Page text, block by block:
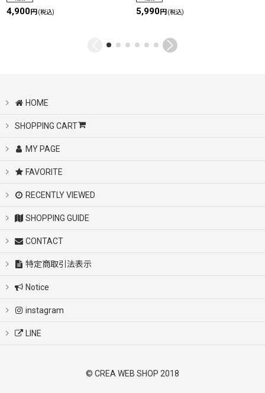
4,900円 (税込) 5,990円 (税込)
HOME
SHOPPING CART
MY PAGE
FAVORITE
RECENTLY VIEWED
SHOPPING GUIDE
CONTACT
特定商取引法表示
Notice
instagram
LINE
© CREA WEB SHOP 2018